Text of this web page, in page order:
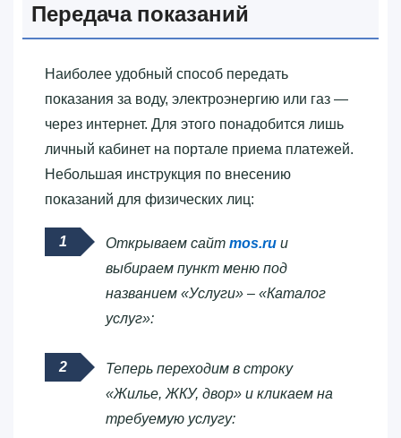
Передача показаний
Наиболее удобный способ передать
показания за воду, электроэнергию или газ —
через интернет. Для этого понадобится лишь
личный кабинет на портале приема платежей.
Небольшая инструкция по внесению
показаний для физических лиц:
Открываем сайт mos.ru и
выбираем пункт меню под
названием «Услуги» – «Каталог
услуг»:
Теперь переходим в строку
«Жилье, ЖКУ, двор» и кликаем на
требуемую услугу: